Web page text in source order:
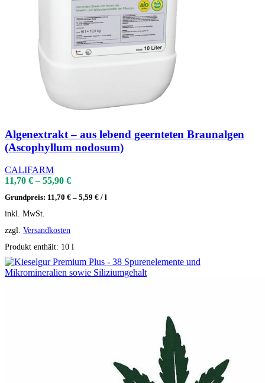
Algenextrakt – aus lebend geernteten Braunalgen
(Ascophyllum nodosum)
CALIFARM
11,70 €–55,90 €
Grundpreis: 11,70 € – 5,59 € / l
inkl. MwSt.
zzgl. Versandkosten
Produkt enthält: 10 l